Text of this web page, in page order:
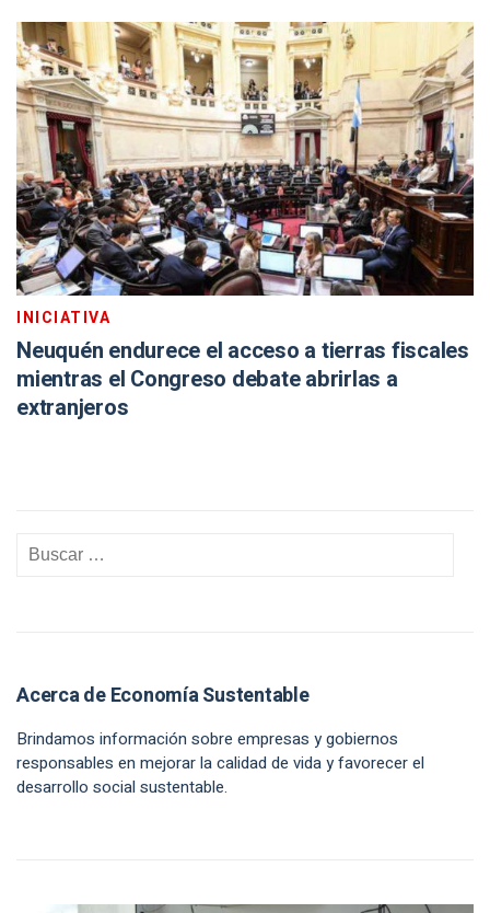
INICIATIVA
Neuquén endurece el acceso a tierras fiscales
mientras el Congreso debate abrirlas a
extranjeros
Acerca de Economía Sustentable
Brindamos información sobre empresas y gobiernos
responsables en mejorar la calidad de vida y favorecer el
desarrollo social sustentable.